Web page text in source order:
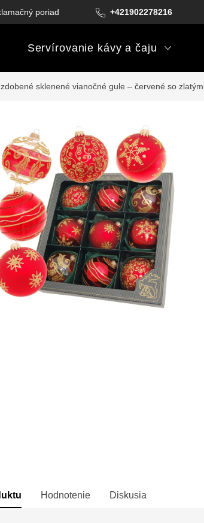
+421902278216
poriadok Podmienky darčekových
Servírovanie kávy a čaju
sklenené vianočné gule – červené so
Hodnotenie Diskusia